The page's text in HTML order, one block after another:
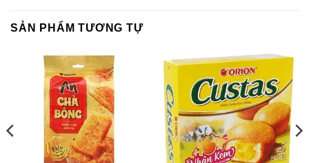
Liên hệ với Sài Gòn O2O
Hệ thống của chúng tôi
Kim Sài Gòn phân phối băng keo
Fortadeck ván sàn
Tư vấn đầu tư chứng khoán
Dịch Vụ Đăng Ký Kinh Doanh
SẢN PHẨM TƯƠNG TỰ